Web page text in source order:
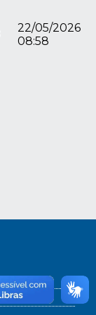
22/05/2026
08:58